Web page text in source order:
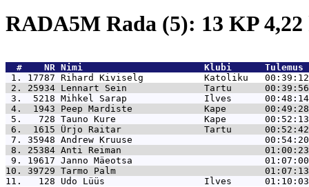
RADA5M Rada (5): 13 KP
  #    NR
Nimi                      Klubi
1. 17787 Rihard Kiviselg           Katoliku   00:39:12
2. 25934 Lennart Sein              Tartu      00:39:56
3.  5218 Mihkel Sarap              Ilves      00:48:14
4.  1943 Peep Mardiste             Kape       00:49:28
5.   728 Tauno Kure                Kape       00:52:13
6.  1615 Ürjo Raitar               Tartu      00:52:42
7. 35948 Andrew Kruuse                        00:54:20
8. 25384 Anti Reiman                          01:00:23
9. 19617 Janno Mäeotsa                        01:07:00
10. 39729 Tarmo Palm                           01:07:13
11.   128 Udo Lüüs                  Ilves      01:10:03